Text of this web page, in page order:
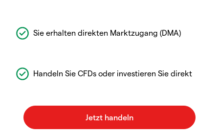
Sie erhalten direkten Marktzugang (DMA)
Handeln Sie CFDs oder investieren Sie direkt